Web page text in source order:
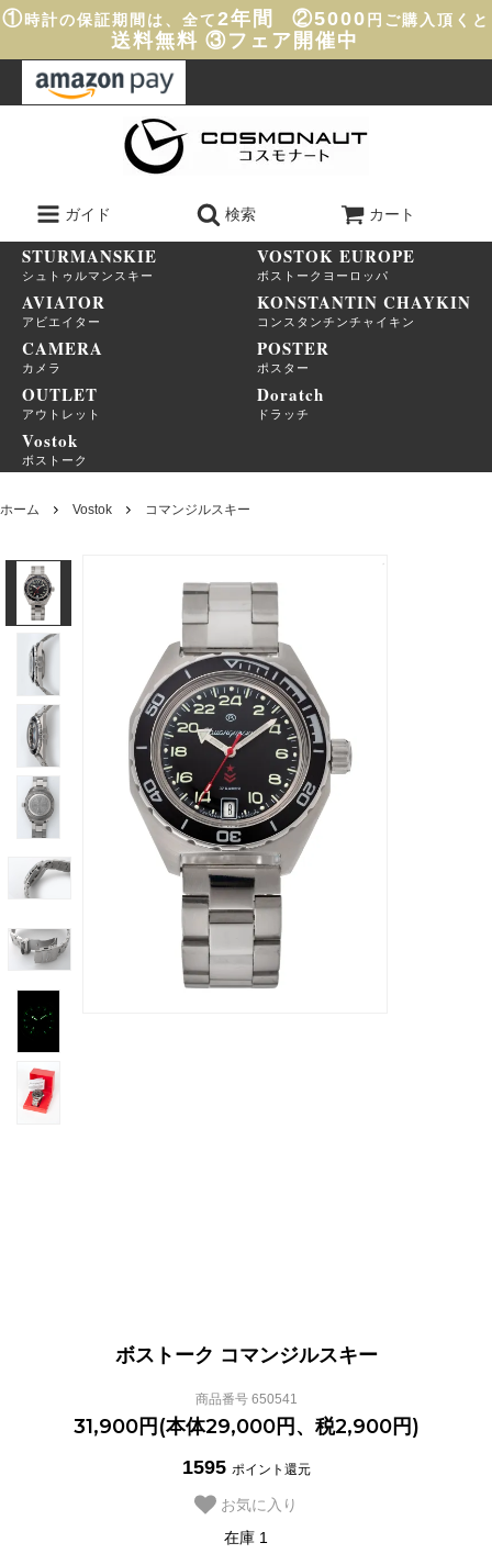
① 時計の保証期間は、全て2年間 ②5000 円ご購入頂くと
送料無料 ③フェア開催中
ガイド 検索 カート
STURMANSKIE
シュトゥルマンスキー
VOSTOK EUROPE
ボストークヨーロッパ
AVIATOR
アビエイター
KONSTANTIN CHAYKIN
コンスタンチンチャイキン
CAMERA
カメラ
POSTER
ポスター
OUTLET
アウトレット
Doratch
ドラッチ
Vostok
ボストーク
ホーム Vostok コマンジルスキー
ボストーク コマンジルスキー
商品番号 650541
31,900円(本体29,000円、税2,900円)
1595 ポイント還元
お気に入り
在庫 1